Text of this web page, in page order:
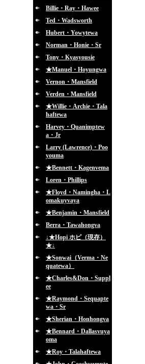
Billie・Ray・Hawee
Ted・Wadsworth
Hubert・Yowytewa
Norman・Honie・Sr
Tony・Kyasyousie
★Manuel・Hoyungwa
Vernon・Mansfield
Verden・Mansfield
★Willie・Archie・Tala
haftewa
Harvey・Quanimptew
a・Jr
Larry (Lawrence)・Poo
youma
★Bennett・Kagenvema
Loren・Phillips
★Floyd・Namingha・L
omakuyvaya
★Benjamin・Mansfield
Berra・Tawahongva
↓★Hopi ホピ（現存）
★↓
★Sonwai（Verma・Ne
quatewa）
★Charles&Don・Suppl
ee
★Raymond・Sequapte
wa・Sr
★Sherian・Honhongva
★Bennard・Dallasvuya
oma
★Roy・Talahaftewa